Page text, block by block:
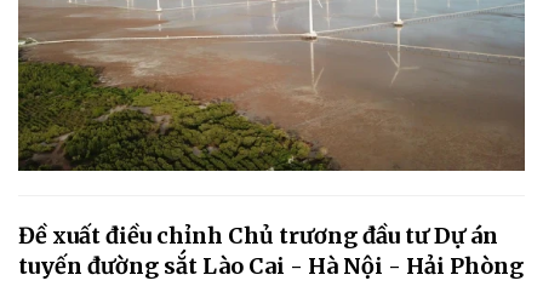
Đề xuất điều chỉnh Chủ trương đầu tư Dự án
tuyến đường sắt Lào Cai - Hà Nội - Hải Phòng